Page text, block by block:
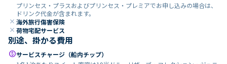
プリンセス・プラスおよびプリンセス・プレミアでお申し込みの場合は、
ドリンク代金が含まれます。
close 海外旅行傷害保険
close 荷物宅配サービス
別途、掛かる費用
paidサービスチャージ（船内チップ）